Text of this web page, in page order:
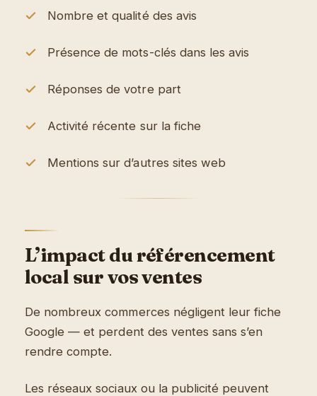
Nombre et qualité des avis
Présence de mots-clés dans les avis
Réponses de votre part
Activité récente sur la fiche
Mentions sur d’autres sites web
L’impact du référencement
local sur vos ventes
De nombreux commerces négligent leur fiche
Google — et perdent des ventes sans s’en
rendre compte.
Les réseaux sociaux ou la publicité peuvent